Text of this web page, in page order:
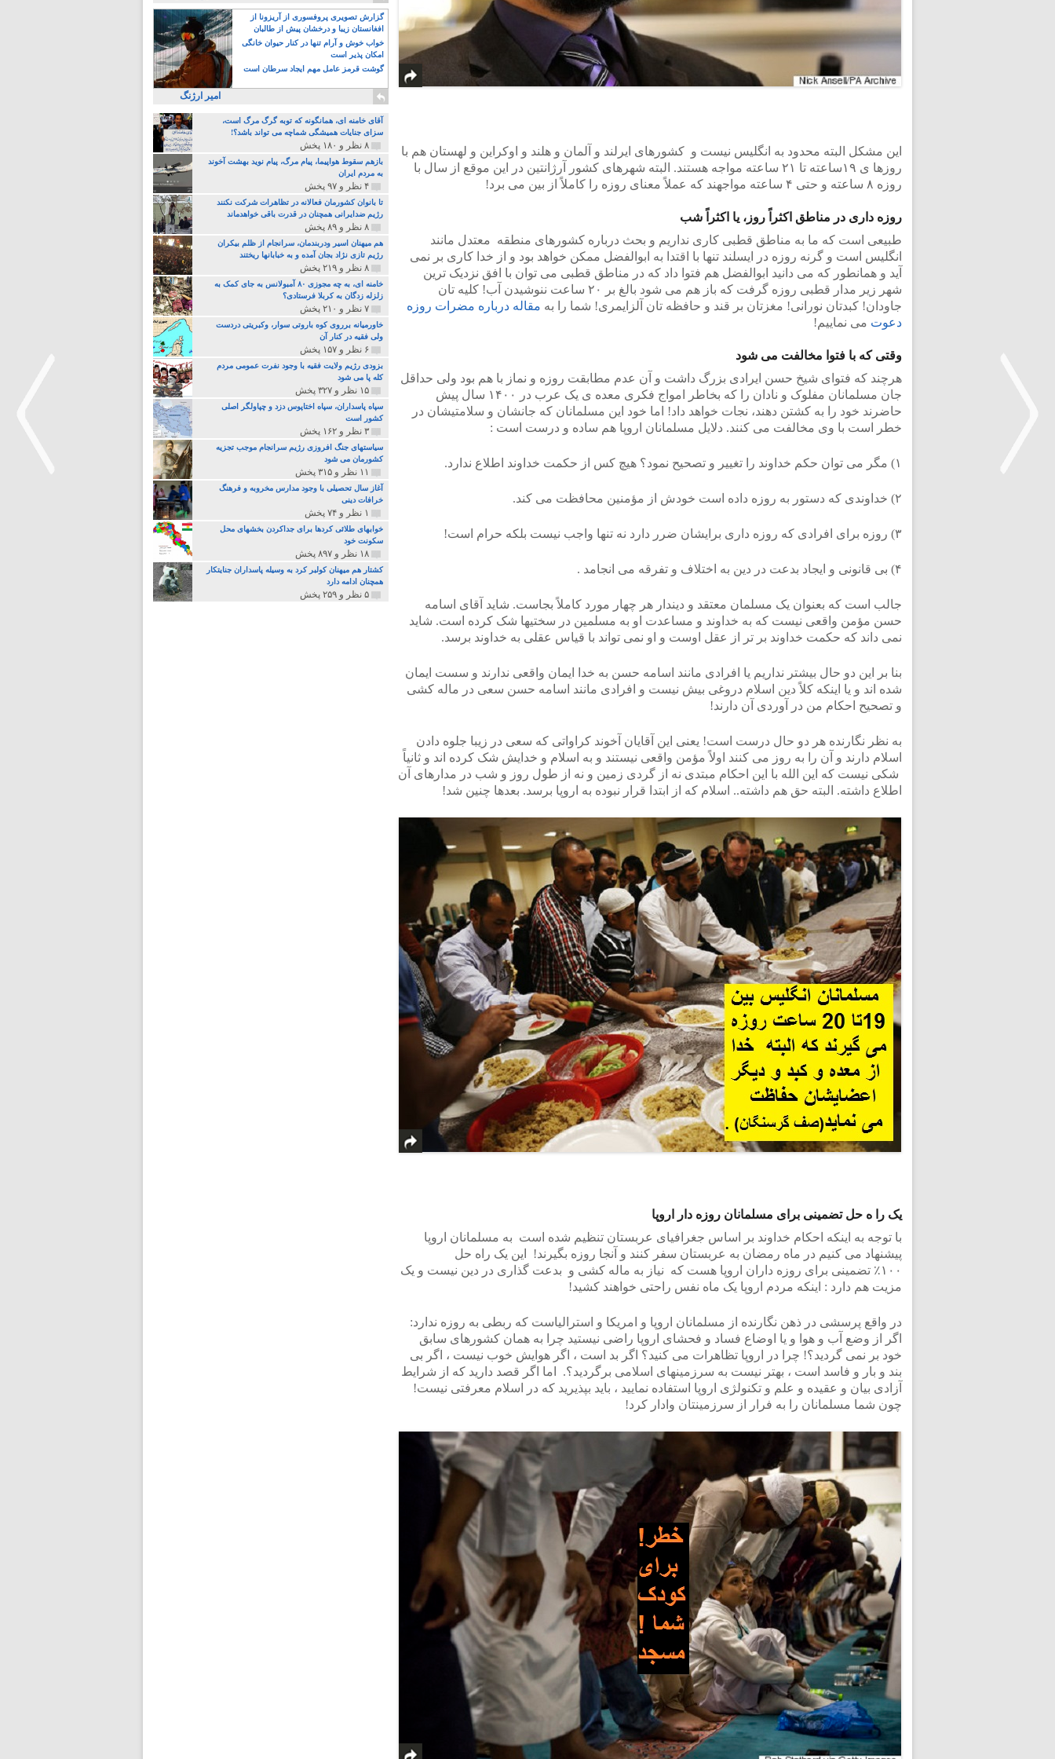
این مشکل البته محدود به انگلیس نیست و کشورهای ایرلند و آلمان و هلند و اوکراین و لهستان هم با
روزها ی ۱۹ساعته تا ۲۱ ساعته مواجه هستند. البته شهرهای کشور آرژانتین در این موقع از سال با
روزه ۸ ساعته و حتی ۴ ساعته مواجهند که عملاً معنای روزه را کاملاً از بین می برد!
روزه داری در مناطق اکثراً روز، یا اکثراً شب
طبیعی است که ما به مناطق قطبی کاری نداریم و بحث درباره کشورهای منطقه معتدل مانند
انگلیس است و گرنه روزه در ایسلند تنها با اقتدا به ابوالفضل ممکن خواهد بود و از خدا کاری بر نمی
آید و همانطور که می دانید ابوالفضل هم فتوا داد که در مناطق قطبی می توان با افق نزدیک ترین
شهر زیر مدار قطبی روزه گرفت که باز هم می شود بالغ بر ۲۰ ساعت ننوشیدن آب! کلیه تان
جاودان! کبدتان نورانی! مغزتان بر قند و حافظه تان آلزایمری! شما را به مقاله درباره مضرات روزه
دعوت می نماییم!
وقتی که با فتوا مخالفت می شود
هرچند که فتوای شیخ حسن ایرادی بزرگ داشت و آن عدم مطابقت روزه و نماز با هم بود ولی حداقل
جان مسلمانان مفلوک و نادان را که بخاطر امواج فکری معده ی یک عرب در ۱۴۰۰ سال پیش
حاضرند خود را به کشتن دهند، نجات خواهد داد! اما خود این مسلمانان که جانشان و سلامتیشان در
خطر است با وی مخالفت می کنند. دلایل مسلمانان اروپا هم ساده و درست است :
۱) مگر می توان حکم خداوند را تغییر و تصحیح نمود؟ هیچ کس از حکمت خداوند اطلاع ندارد.
۲) خداوندی که دستور به روزه داده است خودش از مؤمنین محافظت می کند.
۳) روزه برای افرادی که روزه داری برایشان ضرر دارد نه تنها واجب نیست بلکه حرام است!
۴) بی قانونی و ایجاد بدعت در دین به اختلاف و تفرقه می انجامد .
جالب است که بعنوان یک مسلمان معتقد و دیندار هر چهار مورد کاملاً بجاست. شاید آقای اسامه
حسن مؤمن واقعی نیست که به خداوند و مساعدت او به مسلمین در سختیها شک کرده است. شاید
نمی داند که حکمت خداوند بر تر از عقل اوست و او نمی تواند با قیاس عقلی به خداوند برسد.
بنا بر این دو حال بیشتر نداریم یا افرادی مانند اسامه حسن به خدا ایمان واقعی ندارند و سست ایمان
شده اند و یا اینکه کلاً دین اسلام دروغی بیش نیست و افرادی مانند اسامه حسن سعی در ماله کشی
و تصحیح احکام من در آوردی آن دارند!
به نظر نگارنده هر دو حال درست است! یعنی این آقایان آخوند کراواتی که سعی در زیبا جلوه دادن
اسلام دارند و آن را به روز می کنند اولاً مؤمن واقعی نیستند و به اسلام و خدایش شک کرده اند و ثانیاً
شکی نیست که این الله با این احکام مبتدی نه از گردی زمین و نه از طول روز و شب در مدارهای آن
اطلاع داشته. البته حق هم داشته.. اسلام که از ابتدا قرار نبوده به اروپا برسد. بعدها چنین شد!
یک را ه حل تضمینی برای مسلمانان روزه دار اروپا
با توجه به اینکه احکام خداوند بر اساس جغرافیای عربستان تنظیم شده است به مسلمانان اروپا
پیشنهاد می کنیم در ماه رمضان به عربستان سفر کنند و آنجا روزه بگیرند! این یک راه حل
۱۰۰٪ تضمینی برای روزه داران اروپا هست که نیاز به ماله کشی و بدعت گذاری در دین نیست و یک
مزیت هم دارد : اینکه مردم اروپا یک ماه نفس راحتی خواهند کشید!
در واقع پرسشی در ذهن نگارنده از مسلمانان اروپا و امریکا و استرالیاست که ربطی به روزه ندارد:
اگر از وضع آب و هوا و یا اوضاع فساد و فحشای اروپا راضی نیستید چرا به همان کشورهای سابق
خود بر نمی گردید؟! چرا در اروپا تظاهرات می کنید؟ اگر بد است ، اگر هوایش خوب نیست ، اگر بی
بند و بار و فاسد است ، بهتر نیست به سرزمینهای اسلامی برگردید؟. اما اگر قصد دارید که از شرایط
آزادی بیان و عقیده و علم و تکنولژی اروپا استفاده نمایید ، باید بپذیرید که در اسلام معرفتی نیست!
چون شما مسلمانان را به فرار از سرزمینتان وادار کرد!
گزارش تصویری پروفسوری از آریزونا از
افغانستان زیبا و درخشان پیش از طالبان
خواب خوش و آرام تنها در کنار حیوان خانگی
امکان پذیر است
گوشت قرمز عامل مهم ایجاد سرطان است
امیر ارژنگ
آقای خامنه ای، همانگونه که توبه گرگ مرگ است،
سزای جنایات همیشگی شماچه می تواند باشد؟!
۸ نظر و ۱۸۰ پخش
بازهم سقوط هواپیما، پیام مرگ، پیام نوید بهشت آخوند
به مردم ایران
۴ نظر و ۹۷ پخش
تا بانوان کشورمان فعالانه در تظاهرات شرکت نکنند
رژیم ضدایرانی همچنان در قدرت باقی خواهدماند
۸ نظر و ۸۹ پخش
هم میهنان اسیر ودربندمان، سرانجام از ظلم بیکران
رژیم تازی نژاد بجان آمده و به خبابانها ریختند
۸ نظر و ۲۱۹ پخش
خامنه ای، به چه مجوزی ۸۰ آمبولانس به جای کمک به
زلزله زدگان به کربلا فرستادی؟
۷ نظر و ۲۱۰ پخش
خاورمیانه برروی کوه باروتی سوار، وکبریتی دردست
ولی فقیه در کنار آن
۶ نظر و ۱۵۷ پخش
بزودی رژیم ولایت فقیه با وجود نفرت عمومی مردم
کله پا می شود
۱۵ نظر و ۳۲۷ پخش
سپاه پاسداران، سپاه اختاپوس دزد و چپاولگر اصلی
کشور است
۳ نظر و ۱۶۲ پخش
سیاستهای جنگ افروزی رژیم سرانجام موجب تجزیه
کشورمان می شود
۱۱ نظر و ۳۱۵ پخش
آغاز سال تحصیلی با وجود مدارس مخروبه و فرهنگ
خرافات دینی
۱ نظر و ۷۴ پخش
خوابهای طلائی کردها برای جداکردن بخشهای محل
سکونت خود
۱۸ نظر و ۸۹۷ پخش
کشتار هم میهنان کولبر کرد به وسیله پاسداران جنایتکار
همچنان ادامه دارد
۵ نظر و ۲۵۹ پخش